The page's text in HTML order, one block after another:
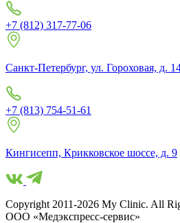
+7 (812) 317-77-06
Санкт-Петербург, ул. Гороховая, д.
+7 (813) 754-51-61
Кингисепп, Крикковское шоссе, д. 9
Copyright 2011-2026 My Clinic. All
ООО «Медэкспресс-сервис»